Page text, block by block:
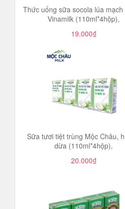
Thức uống sữa socola lúa mạch
Vinamilk (110ml*4hộp),
19.000₫
Sữa tươi tiệt trùng Mộc Châu,
dừa (110ml*4hộp),
20.000₫